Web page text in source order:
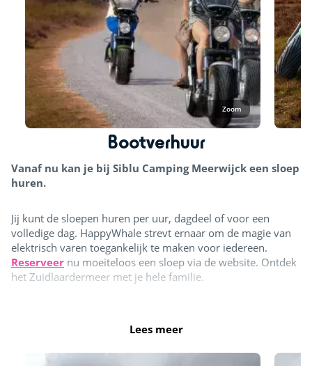
Zoom
Bootverhuur
Vanaf nu kan je bij Siblu Camping Meerwijck een sloep
huren.
Jij kunt de sloepen huren per uur, dagdeel of voor een
volledige dag. HappyWhale strevt ernaar om de magie van
elektrisch varen toegankelijk te maken voor iedereen.
Reserveer nu moeiteloos een sloep via de website. Ontdek
het Zuidlaardermeer met je hele familie.
Lees meer